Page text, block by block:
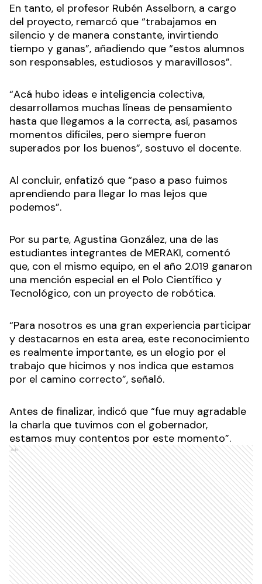
En tanto, el profesor Rubén Asselborn, a cargo
del proyecto, remarcó que “trabajamos en
silencio y de manera constante, invirtiendo
tiempo y ganas”, añadiendo que “estos alumnos
son responsables, estudiosos y maravillosos”.
“Acá hubo ideas e inteligencia colectiva,
desarrollamos muchas líneas de pensamiento
hasta que llegamos a la correcta, así, pasamos
momentos difíciles, pero siempre fueron
superados por los buenos”, sostuvo el docente.
Al concluir, enfatizó que “paso a paso fuimos
aprendiendo para llegar lo mas lejos que
podemos”.
Por su parte, Agustina González, una de las
estudiantes integrantes de MERAKI, comentó
que, con el mismo equipo, en el año 2.019 ganaron
una mención especial en el Polo Científico y
Tecnológico, con un proyecto de robótica.
“Para nosotros es una gran experiencia participar
y destacarnos en esta area, este reconocimiento
es realmente importante, es un elogio por el
trabajo que hicimos y nos indica que estamos
por el camino correcto”, señaló.
Antes de finalizar, indicó que “fue muy agradable
la charla que tuvimos con el gobernador,
estamos muy contentos por este momento”.
Ads